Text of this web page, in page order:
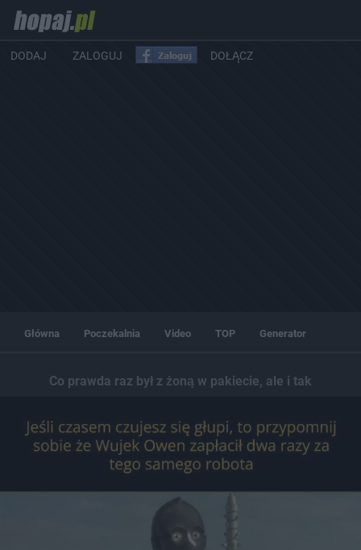
DODAJ ZALOGUJ DOŁĄCZ
Główna Poczekalnia Video TOP Generator
Co prawda raz był z żoną w pakiecie, ale i tak